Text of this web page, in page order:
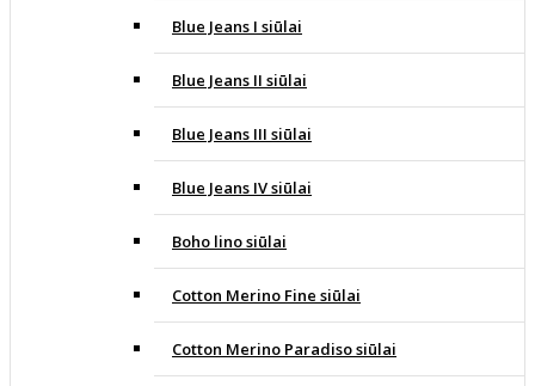
Blue Jeans I siūlai
Blue Jeans II siūlai
Blue Jeans III siūlai
Blue Jeans IV siūlai
Boho lino siūlai
Cotton Merino Fine siūlai
Cotton Merino Paradiso siūlai